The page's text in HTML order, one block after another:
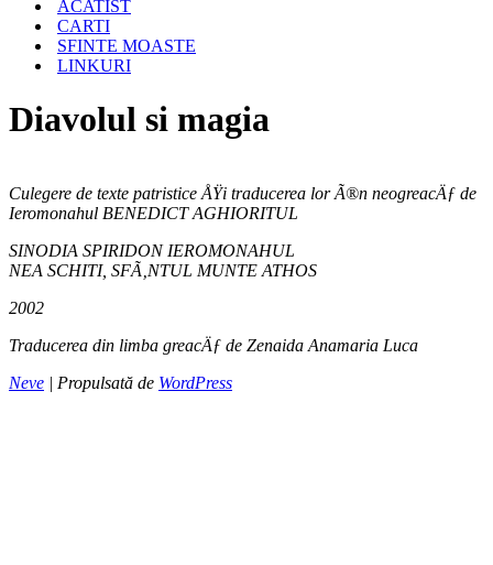
ACATIST
CARTI
SFINTE MOASTE
LINKURI
Diavolul si magia
Culegere de texte patristice ÅŸi traducerea lor Ã®n neogreacÄƒ de
Ieromonahul BENEDICT AGHIORITUL
SINODIA SPIRIDON IEROMONAHUL
NEA SCHITI, SFÃ‚NTUL MUNTE ATHOS
2002
Traducerea din limba greacÄƒ de Zenaida Anamaria Luca
Neve | Propulsată de WordPress